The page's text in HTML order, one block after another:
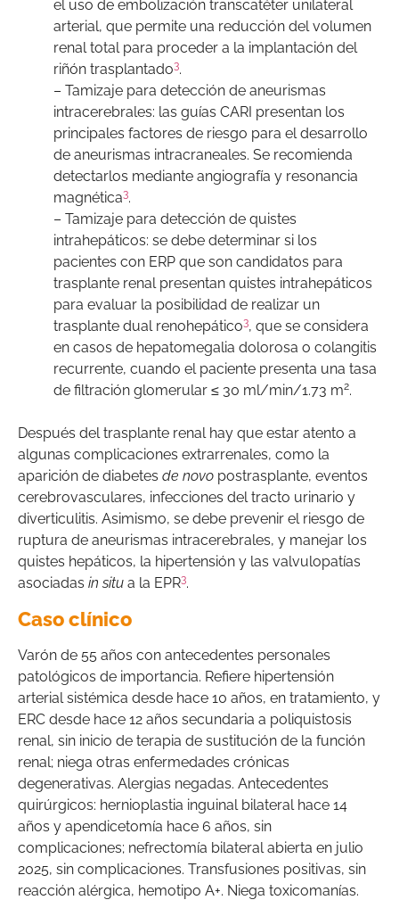
el uso de embolización transcatéter unilateral
arterial, que permite una reducción del volumen
renal total para proceder a la implantación del
riñón trasplantado3.
– Tamizaje para detección de aneurismas
intracerebrales: las guías CARI presentan los
principales factores de riesgo para el desarrollo
de aneurismas intracraneales. Se recomienda
detectarlos mediante angiografía y resonancia
magnética3.
– Tamizaje para detección de quistes
intrahepáticos: se debe determinar si los
pacientes con ERP que son candidatos para
trasplante renal presentan quistes intrahepáticos
para evaluar la posibilidad de realizar un
trasplante dual renohepático3, que se considera
en casos de hepatomegalia dolorosa o colangitis
recurrente, cuando el paciente presenta una tasa
de filtración glomerular ≤ 30 ml/min/1.73 m2.
Después del trasplante renal hay que estar atento a
algunas complicaciones extrarrenales, como la
aparición de diabetes de novo postrasplante, eventos
cerebrovasculares, infecciones del tracto urinario y
diverticulitis. Asimismo, se debe prevenir el riesgo de
ruptura de aneurismas intracerebrales, y manejar los
quistes hepáticos, la hipertensión y las valvulopatías
asociadas in situ a la EPR3.
Caso clínico
Varón de 55 años con antecedentes personales
patológicos de importancia. Refiere hipertensión
arterial sistémica desde hace 10 años, en tratamiento, y
ERC desde hace 12 años secundaria a poliquistosis
renal, sin inicio de terapia de sustitución de la función
renal; niega otras enfermedades crónicas
degenerativas. Alergias negadas. Antecedentes
quirúrgicos: hernioplastia inguinal bilateral hace 14
años y apendicetomía hace 6 años, sin
complicaciones; nefrectomía bilateral abierta en julio
2025, sin complicaciones. Transfusiones positivas, sin
reacción alérgica, hemotipo A+. Niega toxicomanías.